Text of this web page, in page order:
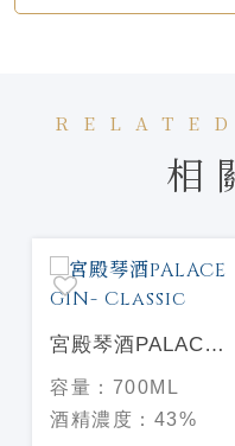
相
宮殿琴酒PALACE
GIN- Classic
容量： 700ML
酒精濃度： 43%